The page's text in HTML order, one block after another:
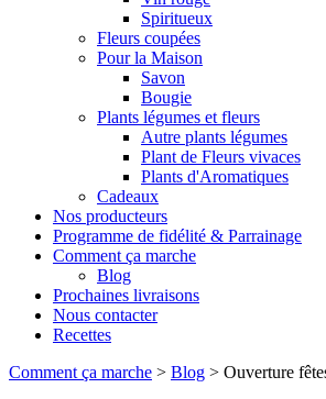
Spiritueux
Fleurs coupées
Pour la Maison
Savon
Bougie
Plants légumes et fleurs
Autre plants légumes
Plant de Fleurs vivaces
Plants d'Aromatiques
Cadeaux
Nos producteurs
Programme de fidélité & Parrainage
Comment ça marche
Blog
Prochaines livraisons
Nous contacter
Recettes
Comment ça marche > Blog > Ouverture